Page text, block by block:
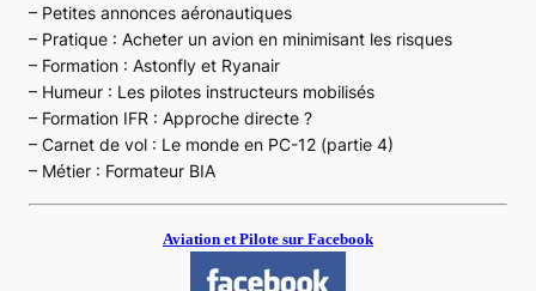
– Petites annonces aéronautiques
– Pratique : Acheter un avion en minimisant les risques
– Formation : Astonfly et Ryanair
– Humeur : Les pilotes instructeurs mobilisés
– Formation IFR : Approche directe ?
– Carnet de vol : Le monde en PC-12 (partie 4)
– Métier : Formateur BIA
Aviation et Pilote sur Facebook